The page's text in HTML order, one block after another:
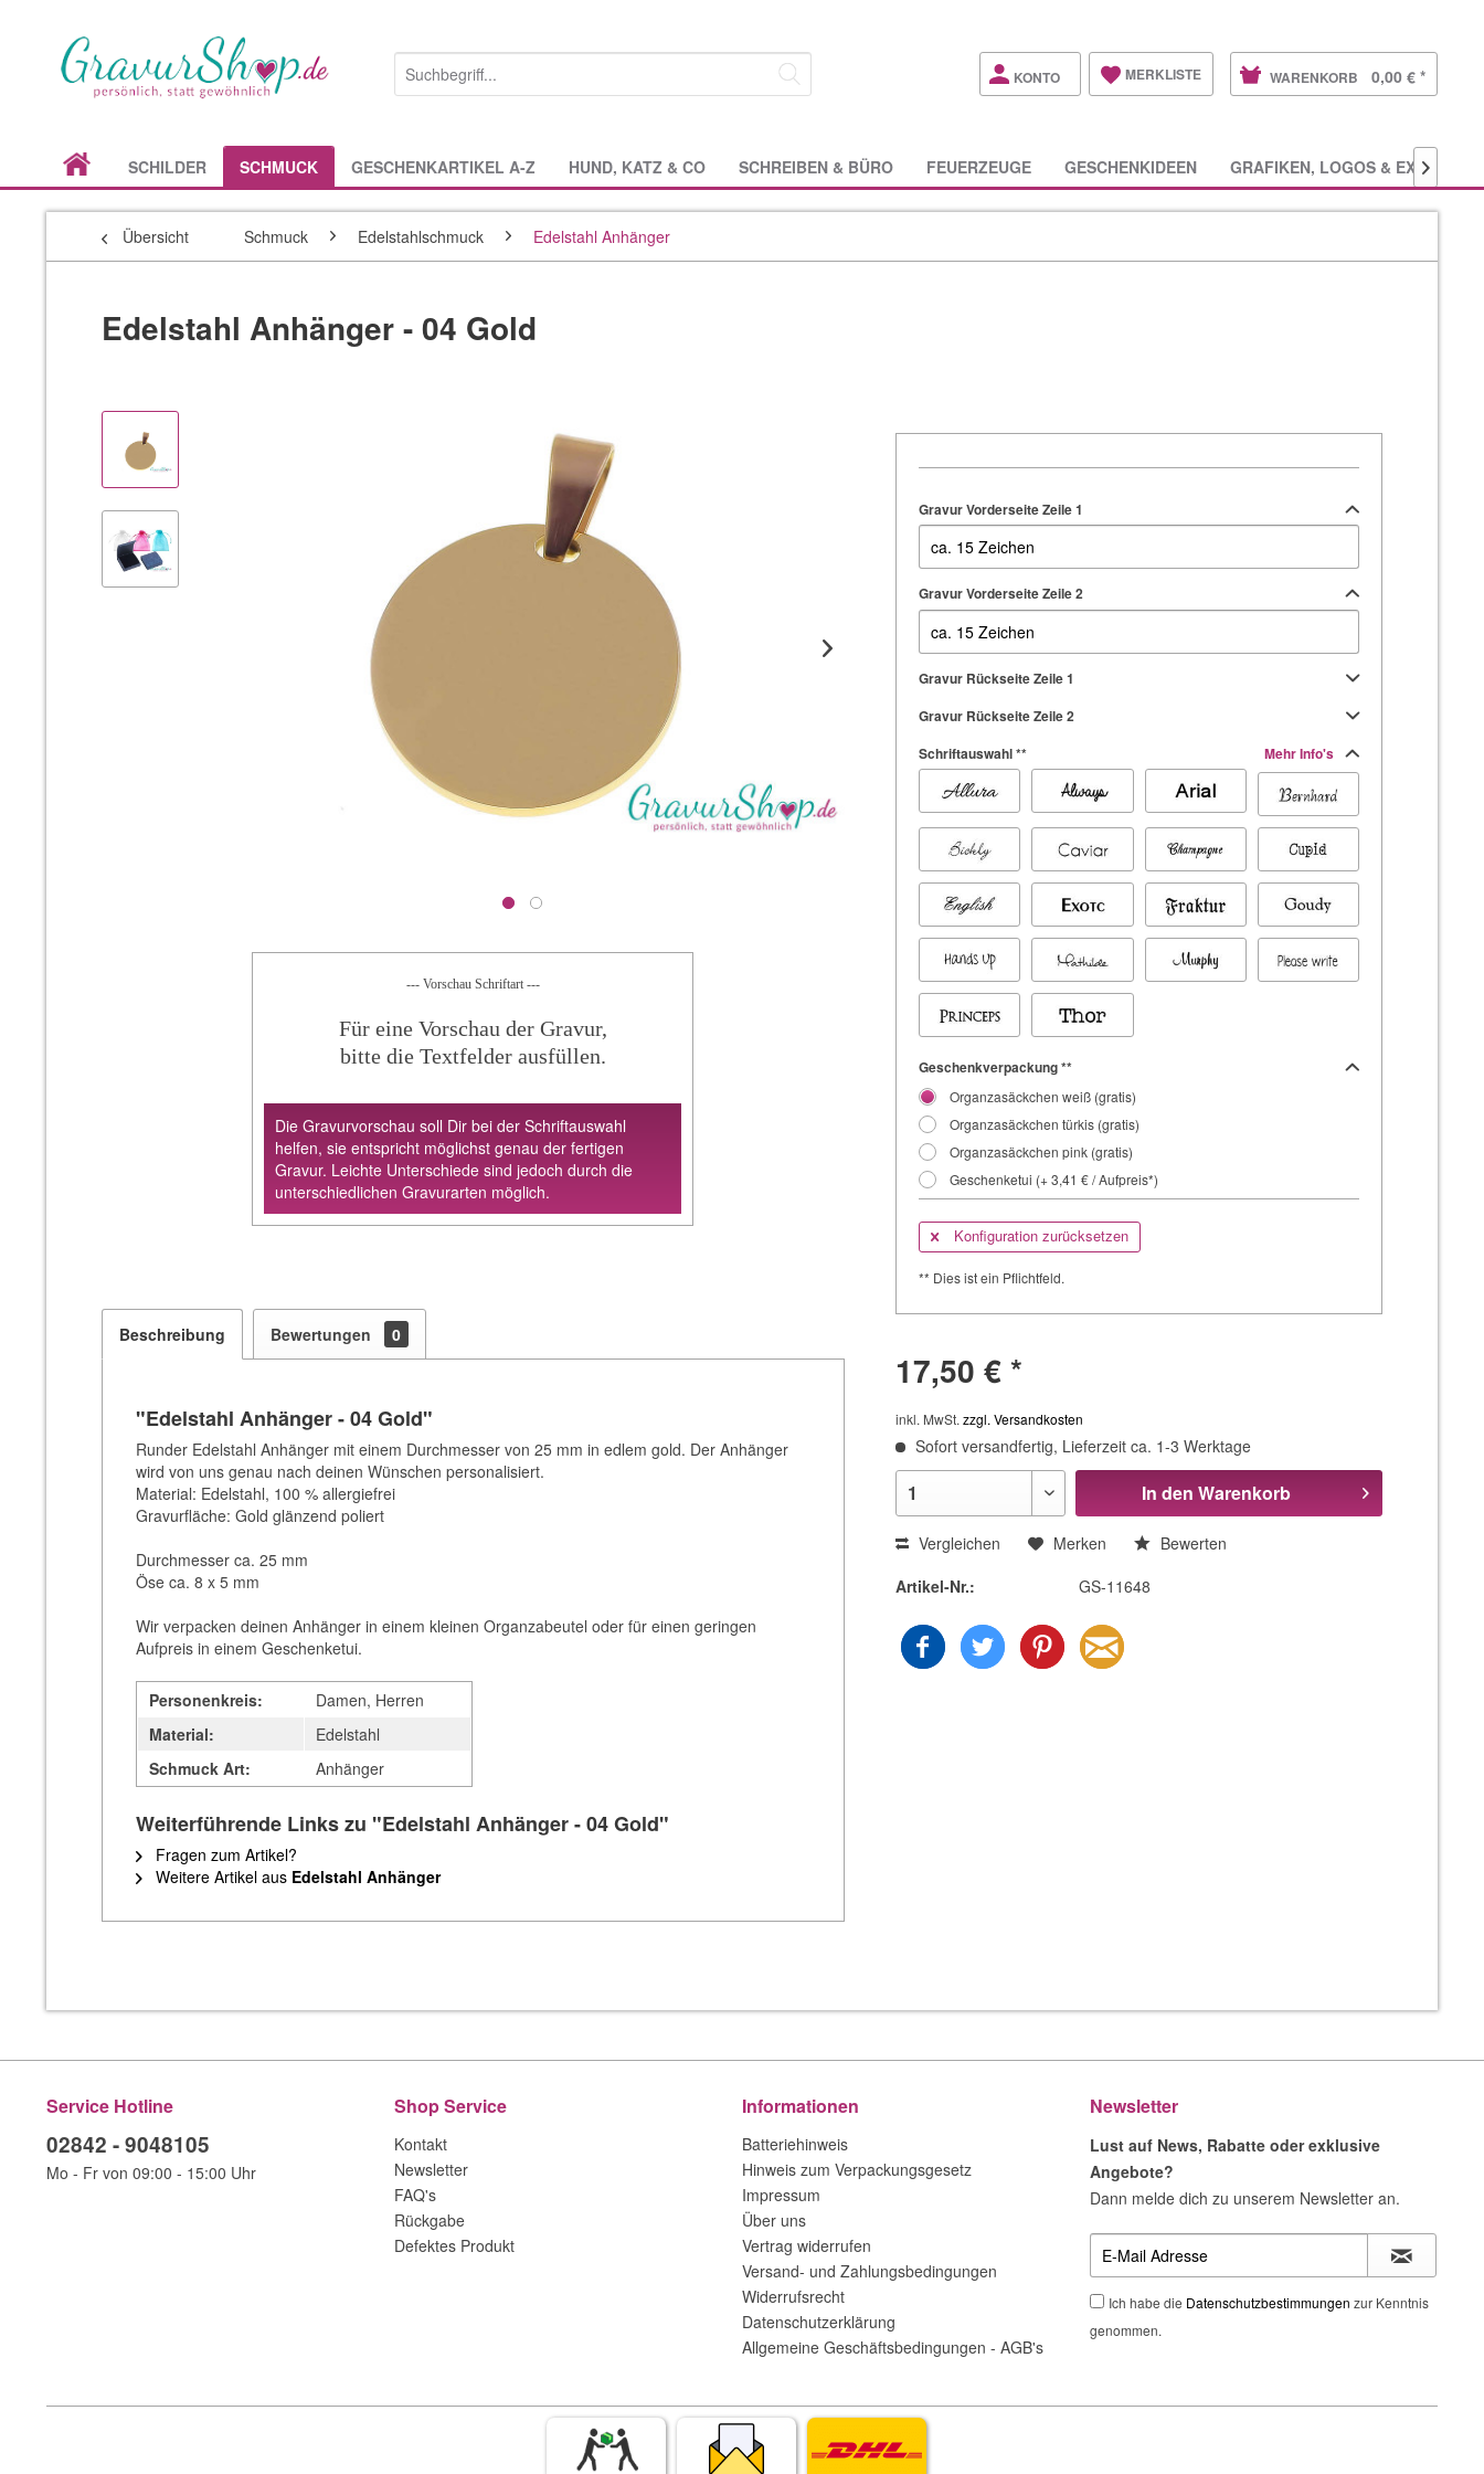
KONTO MERKLISTE WARENKORB 0,00 € *
SCHILDER SCHMUCK GESCHENKARTIKEL A-Z HUND, KATZ & CO SCHREIBEN & BÜRO FEUERZEUGE GESCHENKIDEEN GRAFIKEN, LOGOS & EXTRAS

Übersicht Schmuck Edelstahlschmuck Edelstahl Anhänger
Edelstahl Anhänger - 04 Gold
--- Vorschau Schriftart ---
Für eine Vorschau der Gravur,
bitte die Textfelder ausfüllen.
Die Gravurvorschau soll Dir bei der Schriftauswahl
helfen, sie entspricht möglichst genau der fertigen
Gravur. Leichte Unterschiede sind jedoch durch die
unterschiedlichen Gravurarten möglich.
Beschreibung Bewertungen 0
"Edelstahl Anhänger - 04 Gold"
Runder Edelstahl Anhänger mit einem Durchmesser von 25 mm in edlem gold. Der Anhänger
wird von uns genau nach deinen Wünschen personalisiert.
Material: Edelstahl, 100 % allergiefrei
Gravurfläche: Gold glänzend poliert
Durchmesser ca. 25 mm
Öse ca. 8 x 5 mm
Wir verpacken deinen Anhänger in einem kleinen Organzabeutel oder für einen geringen
Aufpreis in einem Geschenketui.
Personenkreis:
Damen, Herren
Material:
Edelstahl
Schmuck Art:
Anhänger
Weiterführende Links zu "Edelstahl Anhänger - 04 Gold"
Fragen zum Artikel?
Weitere Artikel aus Edelstahl Anhänger
Gravur Vorderseite Zeile 1
Gravur Vorderseite Zeile 2
Gravur Rückseite Zeile 1
Gravur Rückseite Zeile 2
Schriftauswahl **
Mehr Info's
Geschenkverpackung **
Organzasäckchen weiß (gratis)
Organzasäckchen türkis (gratis)
Organzasäckchen pink (gratis)
Geschenketui (+ 3,41 € / Aufpreis*)
Konfiguration zurücksetzen
** Dies ist ein Pflichtfeld.
17,50 € *
inkl. MwSt.zzgl. Versandkosten
Sofort versandfertig, Lieferzeit ca. 1-3 Werktage
In den Warenkorb
Vergleichen Merken
Bewerten
Artikel-Nr.:
GS-11648
Service Hotline
02842 - 9048105
Mo - Fr von 09:00 - 15:00 Uhr
Shop Service
Kontakt
Newsletter
FAQ's
Rückgabe
Defektes Produkt
Informationen
Batteriehinweis
Hinweis zum Verpackungsgesetz
Impressum
Über uns
Vertrag widerrufen
Versand- und Zahlungsbedingungen
Widerrufsrecht
Datenschutzerklärung
Allgemeine Geschäftsbedingungen - AGB's
Newsletter
Lust auf News, Rabatte oder exklusive
Angebote?
Dann melde dich zu unserem Newsletter an.
Ich habe die Datenschutzbestimmungen zur Kenntnis
genommen.